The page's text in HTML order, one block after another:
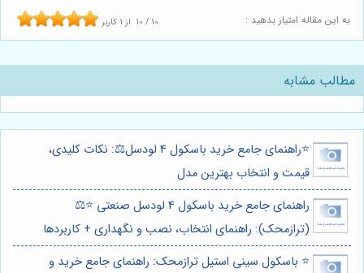
به این مقاله امتیاز بدهید : 10 / 10 از 1 کاربر
مطالب مشابه
⭐️راهنمای جامع خرید باسکول 4 لودسل⚖️: نکات کلیدی،
قیمت و انتخاب بهترین مدل
راهنمای جامع خرید باسکول 4 لودسل صنعتی ⭐️⚖️
(ترازمحک): راهنمای انتخاب، نصب و نگهداری + کاربردها
⭐️ باسکول سینی استیل ترازمحک: راهنمای جامع خرید و